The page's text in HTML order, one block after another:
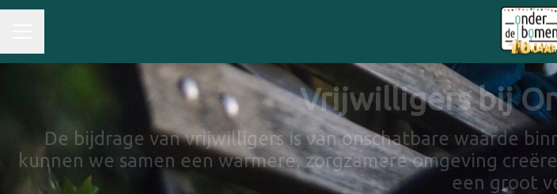
Vrijwilligers bij
De bijdrage van vrijwilligers is van onschatbare waarde
kunnen we samen een warmere, zorgzamere omgeving
een groot